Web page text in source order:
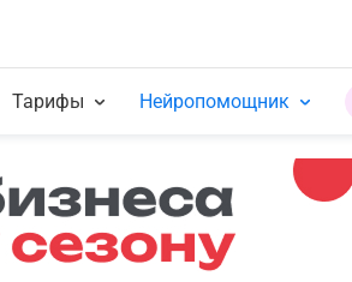
Тарифы Нейропомощник